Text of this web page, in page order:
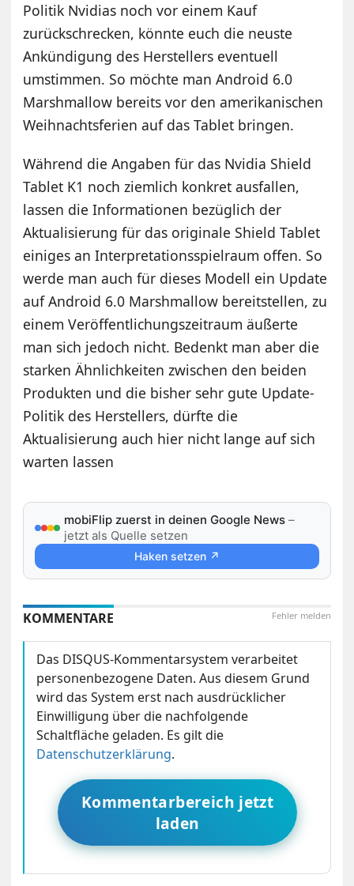
Politik Nvidias noch vor einem Kauf
zurückschrecken, könnte euch die neuste
Ankündigung des Herstellers eventuell
umstimmen. So möchte man Android 6.0
Marshmallow bereits vor den amerikanischen
Weihnachtsferien auf das Tablet bringen.
Während die Angaben für das Nvidia Shield
Tablet K1 noch ziemlich konkret ausfallen,
lassen die Informationen bezüglich der
Aktualisierung für das originale Shield Tablet
einiges an Interpretationsspielraum offen. So
werde man auch für dieses Modell ein Update
auf Android 6.0 Marshmallow bereitstellen, zu
einem Veröffentlichungszeitraum äußerte
man sich jedoch nicht. Bedenkt man aber die
starken Ähnlichkeiten zwischen den beiden
Produkten und die bisher sehr gute Update-
Politik des Herstellers, dürfte die
Aktualisierung auch hier nicht lange auf sich
warten lassen
mobiFlip zuerst in deinen Google News –
jetzt als Quelle setzen
Haken setzen ↗
Fehler melden
KOMMENTARE
Das DISQUS-Kommentarsystem verarbeitet
personenbezogene Daten. Aus diesem Grund
wird das System erst nach ausdrücklicher
Einwilligung über die nachfolgende
Schaltfläche geladen. Es gilt die
Datenschutzerklärung.
Kommentarbereich jetzt
laden